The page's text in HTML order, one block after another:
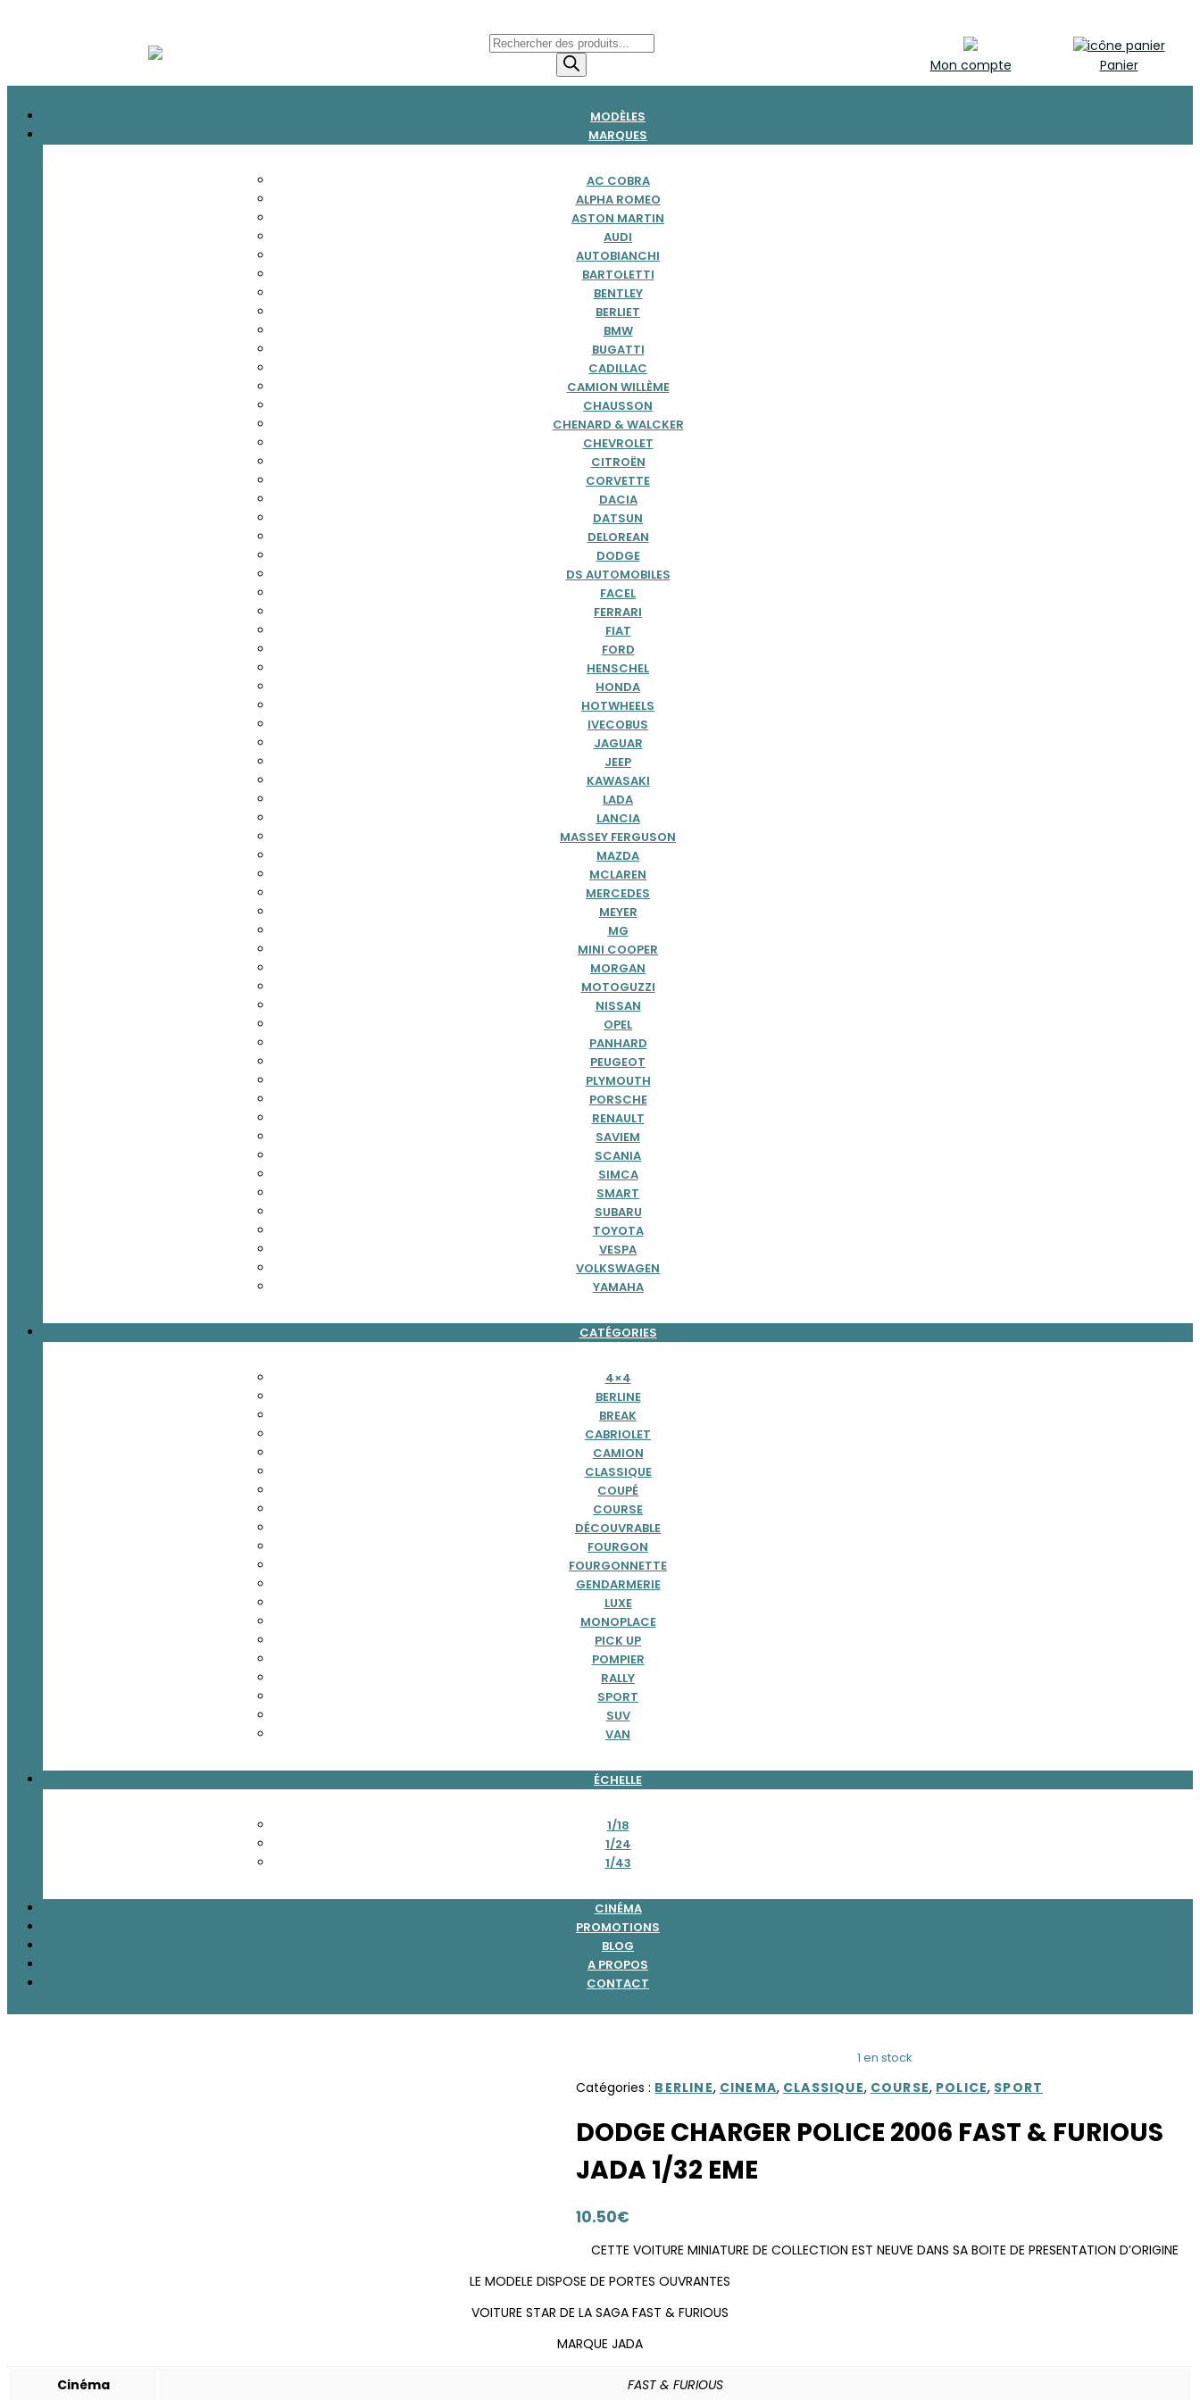
Recherche
Mon compte Panier
MODÈLES
MARQUES
AC COBRA
ALPHA ROMEO
ASTON MARTIN
AUDI
AUTOBIANCHI
BARTOLETTI
BENTLEY
BERLIET
BMW
BUGATTI
CADILLAC
CAMION WILLÈME
CHAUSSON
CHENARD & WALCKER
CHEVROLET
CITROËN
CORVETTE
DACIA
DATSUN
DELOREAN
DODGE
DS AUTOMOBILES
FACEL
FERRARI
FIAT
FORD
HENSCHEL
HONDA
HOTWHEELS
IVECOBUS
JAGUAR
JEEP
KAWASAKI
LADA
LANCIA
MASSEY FERGUSON
MAZDA
MCLAREN
MERCEDES
MEYER
MG
MINI COOPER
MORGAN
MOTOGUZZI
NISSAN
OPEL
PANHARD
PEUGEOT
PLYMOUTH
PORSCHE
RENAULT
SAVIEM
SCANIA
SIMCA
SMART
SUBARU
TOYOTA
VESPA
VOLKSWAGEN
YAMAHA
CATÉGORIES
4×4
BERLINE
BREAK
CABRIOLET
CAMION
CLASSIQUE
COUPÉ
COURSE
DÉCOUVRABLE
FOURGON
FOURGONNETTE
GENDARMERIE
LUXE
MONOPLACE
PICK UP
POMPIER
RALLY
SPORT
SUV
VAN
ÉCHELLE
1/18
1/24
1/43
CINÉMA
PROMOTIONS
BLOG
A PROPOS
CONTACT
1 en stock
Catégories : BERLINE, CINEMA, CLASSIQUE, COURSE, POLICE, SPORT
DODGE CHARGER POLICE 2006 FAST & FURIOUS
JADA 1/32 EME
10.50€
CETTE VOITURE MINIATURE DE COLLECTION EST NEUVE DANS SA BOITE DE PRESENTATION D’ORIGINE
LE MODELE DISPOSE DE PORTES OUVRANTES
VOITURE STAR DE LA SAGA FAST & FURIOUS
MARQUE JADA
Cinéma
FAST & FURIOUS